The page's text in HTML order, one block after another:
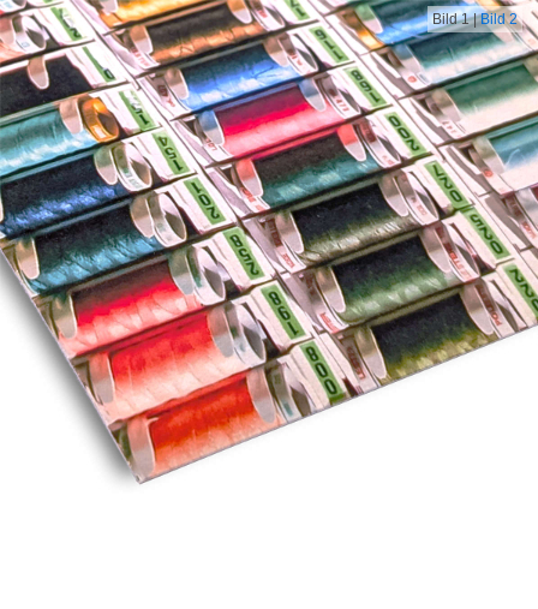
Bild 1|Bild 2